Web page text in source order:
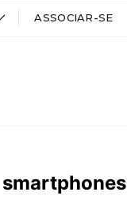
ASSOCIAR-SE